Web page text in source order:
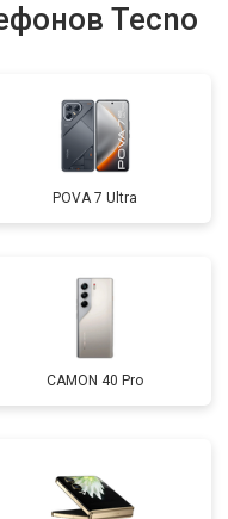
Tecno
POVA 7 Ultra
CAMON 40 Pro